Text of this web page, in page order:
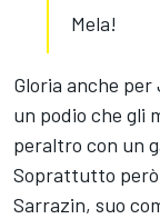
Mela!
Gloria anche
un podio che gli
peraltro con un
Soprattutto però
Sarrazin, suo